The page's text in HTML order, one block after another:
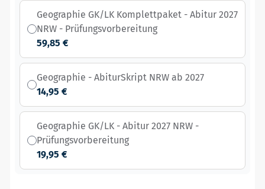
Geographie GK/LK Komplettpaket - Abitur 2027
NRW - Prüfungsvorbereitung
59,85 €
Geographie - AbiturSkript NRW ab 2027
14,95 €
Geographie GK/LK - Abitur 2027 NRW -
Prüfungsvorbereitung
19,95 €